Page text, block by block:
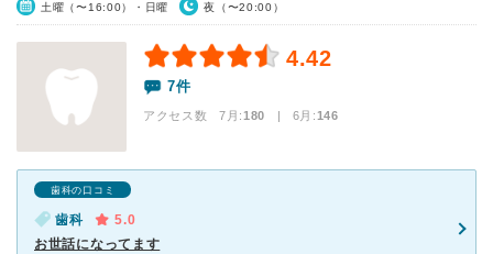
土曜（〜16:00）・日曜 夜（〜20:00）
4.42
7件
アクセス数 7月:180 | 6月:146
歯科の口コミ
歯科
5.0
お世話になってます